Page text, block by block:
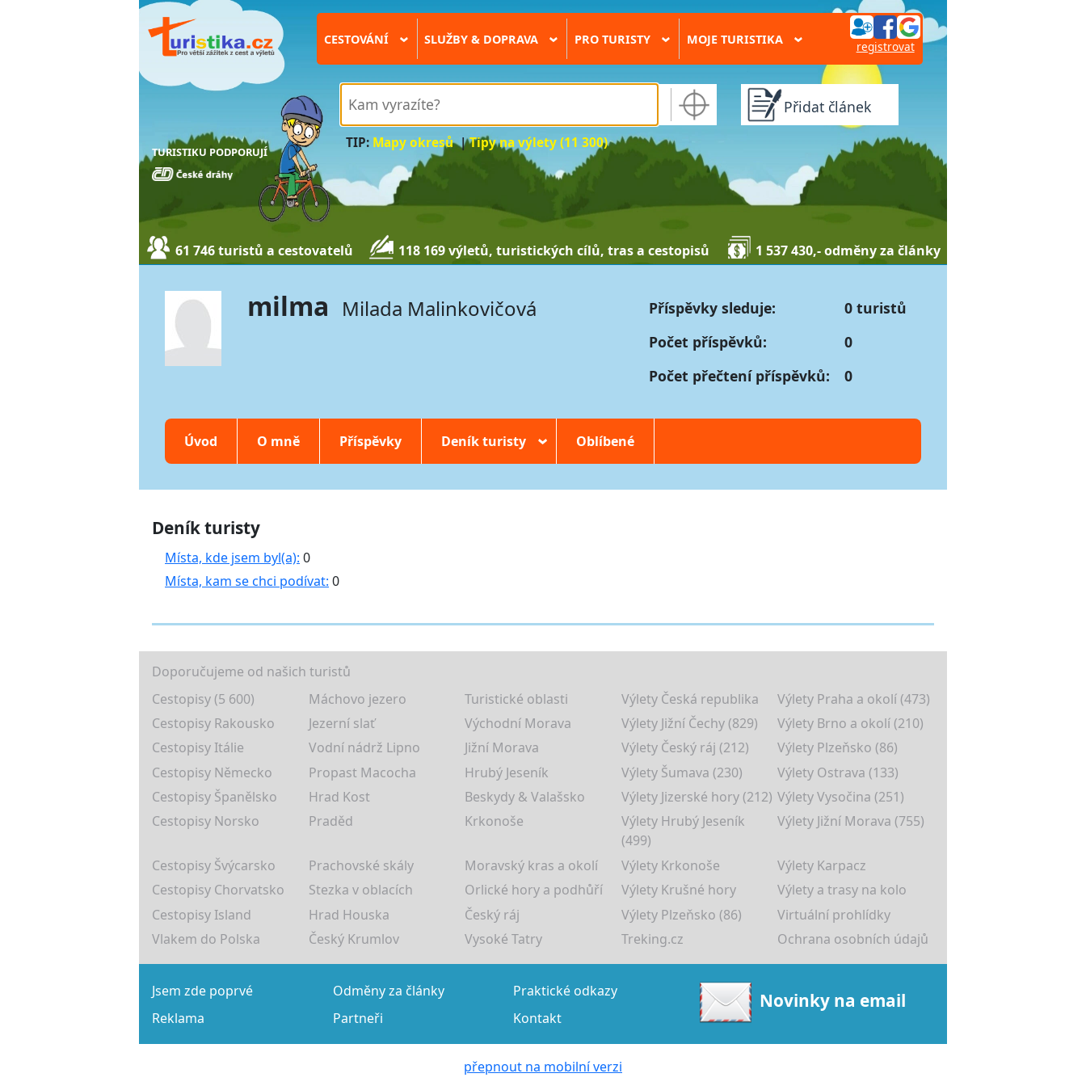
TURISTIKU PODPORUJÍ
CESTOVÁNÍ › SLUŽBY & DOPRAVA › PRO TURISTY › MOJE TURISTIKA › registrovat
TIP: Mapy okresů|Tipy na výlety (11 300)
Přidat článek
61 746 turistů a cestovatelů 118 169 výletů, turistických cílů, tras a cestopisů 1 537 430,- odměny za články
milma Milada Malinkovičová Příspěvky sleduje:
0 turistů
Počet příspěvků:
0
Počet přečtení příspěvků:
0
Úvod O mně Příspěvky Deník turisty › Oblíbené
Deník turisty
Místa, kde jsem byl(a): 0
Místa, kam se chci podívat: 0
Doporučujeme od našich turistů
Cestopisy (5 600)
Máchovo jezero Turistické oblasti Výlety Česká republika
Výlety Praha a okolí (473)
Cestopisy Rakousko
Jezerní slať Východní Morava Výlety Jižní Čechy (829)
Výlety Brno a okolí (210)
Cestopisy Itálie
Vodní nádrž Lipno Jižní Morava Výlety Český ráj (212)
Výlety Plzeňsko (86)
Cestopisy Německo
Propast Macocha Hrubý Jeseník Výlety Šumava (230)
Výlety Ostrava (133)
Cestopisy Španělsko
Hrad Kost Beskydy & Valašsko Výlety Jizerské hory (212) Výlety Vysočina (251)
Cestopisy Norsko
Praděd Krkonoše
Výlety Hrubý Jeseník
(499)
Výlety Jižní Morava (755)
Cestopisy Švýcarsko Prachovské skály Moravský kras a okolí Výlety Krkonoše
Výlety Karpacz
Cestopisy Chorvatsko
Stezka v oblacích Orlické hory a podhůří Výlety Krušné hory
Výlety a trasy na kolo
Cestopisy Island
Hrad Houska Český ráj Výlety Plzeňsko (86)
Virtuální prohlídky
Vlakem do Polska
Český Krumlov Vysoké Tatry Treking.cz Ochrana osobních údajů
Jsem zde poprvé Odměny za články
Praktické odkazy
Reklama
Partneři Kontakt
Novinky na email
přepnout na mobilní verzi